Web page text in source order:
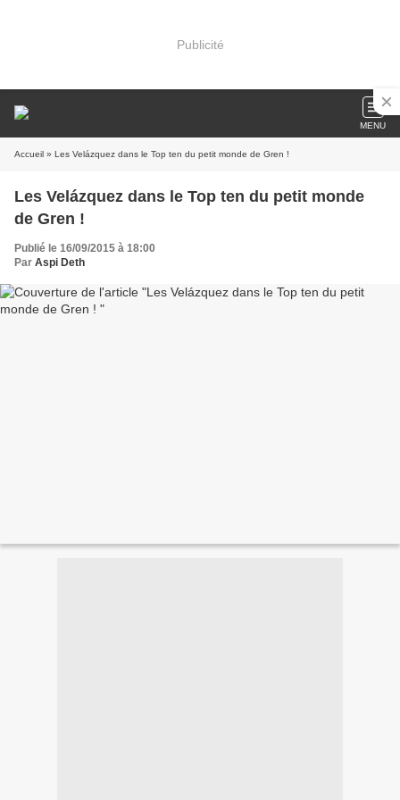
Publicité
MENU
Accueil » Les Velázquez dans le Top ten du petit monde de Gren !
Les Velázquez dans le Top ten du petit monde
de Gren !
Publié le 16/09/2015 à 18:00
Par Aspi Deth